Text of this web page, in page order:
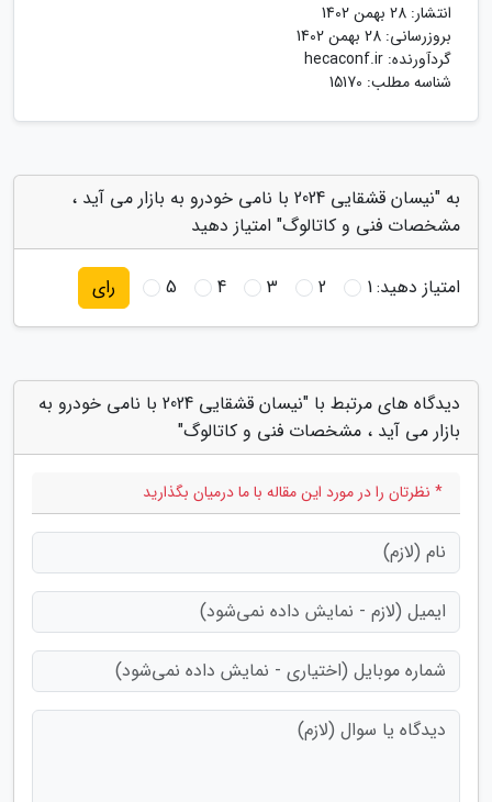
انتشار: 28 بهمن 1402
بروزرسانی: 28 بهمن 1402
گردآورنده: hecaconf.ir
شناسه مطلب: 15170
به "نیسان قشقایی 2024 با نامی خودرو به بازار می آید ،
مشخصات فنی و کاتالوگ" امتیاز دهید
امتیاز دهید:1
2
3
4
5 رای
دیدگاه های مرتبط با "نیسان قشقایی 2024 با نامی خودرو به
بازار می آید ، مشخصات فنی و کاتالوگ"
* نظرتان را در مورد این مقاله با ما درمیان بگذارید